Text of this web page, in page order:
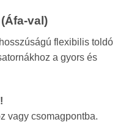
652Ft
(Áfa-val)
flexibilis toldó
a gyors és
vagy csomagpontba.